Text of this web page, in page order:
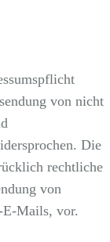
von nicht
Die
rechtliche
von
E-Mails, vor.